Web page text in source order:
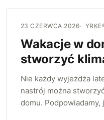
23 CZERWCA 2026
Wakacje w
stworzyć
Nie każdy wyjeżdża
nastrój można
domu.